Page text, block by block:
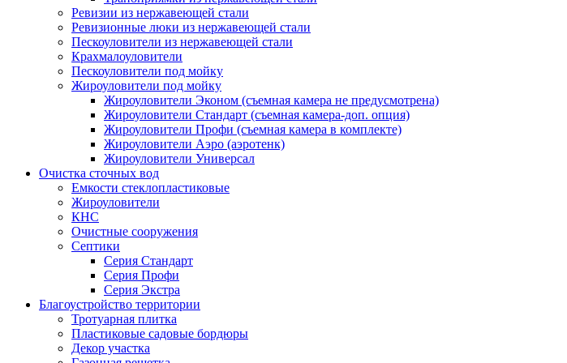
Ревизии из нержавеющей стали
Ревизионные люки из нержавеющей стали
Пескоуловители из нержавеющей стали
Крахмалоуловители
Пескоуловители под мойку
Жироуловители под мойку
Жироуловители Эконом (съемная камера не предусмотрена)
Жироуловители Стандарт (съемная камера-доп. опция)
Жироуловители Профи (съемная камера в комплекте)
Жироуловители Аэро (аэротенк)
Жироуловители Универсал
Очистка сточных вод
Емкости стеклопластиковые
Жироуловители
КНС
Очистные сооружения
Септики
Серия Стандарт
Серия Профи
Серия Экстра
Благоустройство территории
Тротуарная плитка
Пластиковые садовые бордюры
Декор участка